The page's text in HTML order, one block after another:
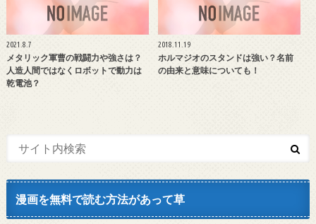
2021.8.7
メタリック軍曹の戦闘力や強さは？
人造人間ではなくロボットで動力は
乾電池？
2018.11.19
ホルマジオのスタンドは強い？名前
の由来と意味についても！
漫画を無料で読む方法があって草